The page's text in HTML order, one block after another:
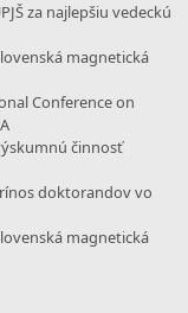
za najlepšiu vedeckú
magnetická
Conference on
činnosť
doktorandov vo
magnetická